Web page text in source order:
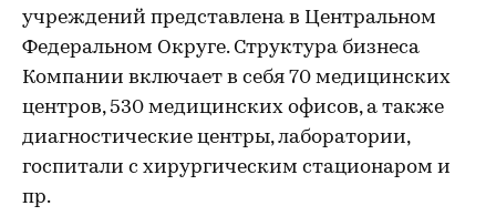
учреждений представлена в Центральном
Федеральном Округе. Структура бизнеса
Компании включает в себя 70 медицинских
центров, 530 медицинских офисов, а также
диагностические центры, лаборатории,
госпитали с хирургическим стационаром и
пр.